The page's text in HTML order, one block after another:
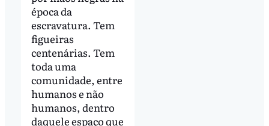
época da
escravatura. Tem
figueiras
centenárias. Tem
toda uma
comunidade, entre
humanos e não
humanos, dentro
daquele espaço que